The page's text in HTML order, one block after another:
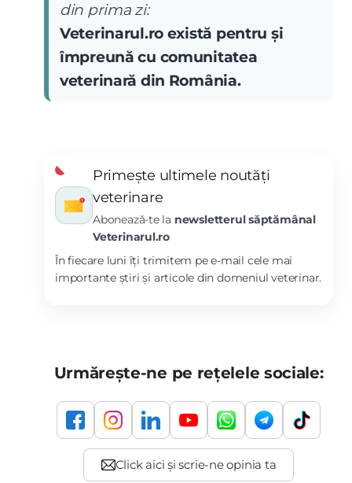
din prima zi:
Veterinarul.ro există pentru și
împreună cu comunitatea
veterinară din România.
Primește ultimele noutăți
veterinare
Abonează-te la newsletterul săptămânal
Veterinarul.ro
În fiecare luni îți trimitem pe e-mail cele mai
importante știri și articole din domeniul veterinar.
Urmărește-ne pe rețelele sociale: